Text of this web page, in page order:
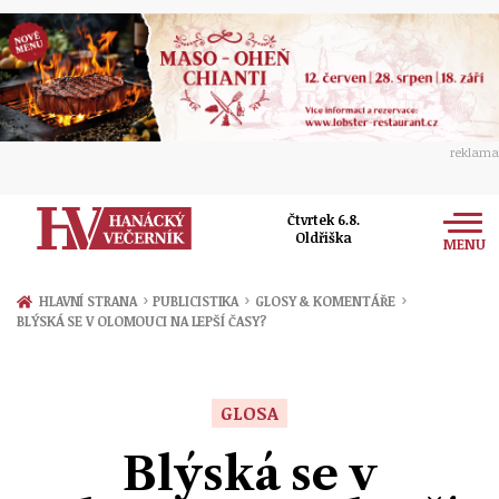
reklama
Čtvrtek 6.8.
Oldřiška
MENU
Zprávy
Ekonomika
HLAVNÍ STRANA › PUBLICISTIKA › GLOSY & KOMENTÁŘE ›
BLÝSKÁ SE V OLOMOUCI NA LEPŠÍ ČASY?
GLOSA
Blýská se v